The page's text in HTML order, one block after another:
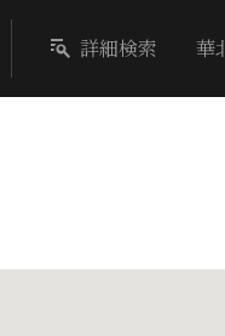
詳細検索 華